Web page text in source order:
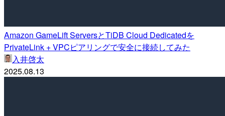
Amazon GameLift ServersとTiDB Cloud Dedicatedを
PrivateLink + VPCピアリングで安全に接続してみた
入井啓太
2025.08.13